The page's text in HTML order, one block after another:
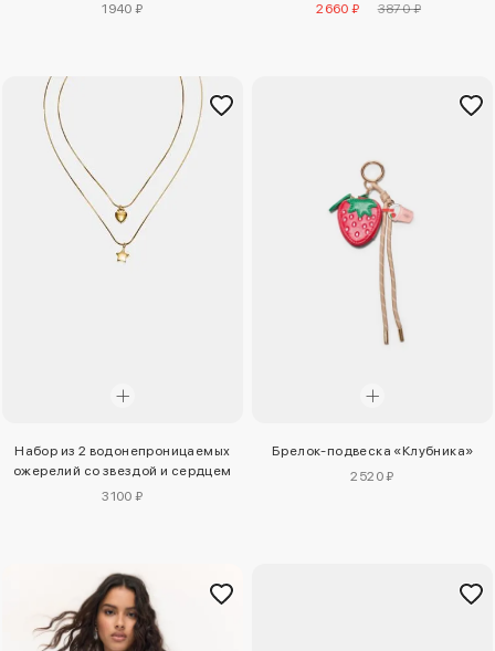
1940 ₽
2660 ₽
3870 ₽
Набор из 2 водонепроницаемых
ожерелий со звездой и сердцем
3100 ₽
Брелок-подвеска «Клубника»
2520 ₽